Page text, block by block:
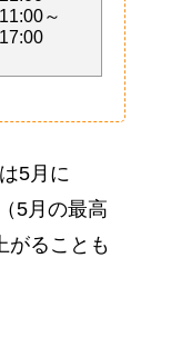
11:00～
17:00
5月に
5月の最高
がることも